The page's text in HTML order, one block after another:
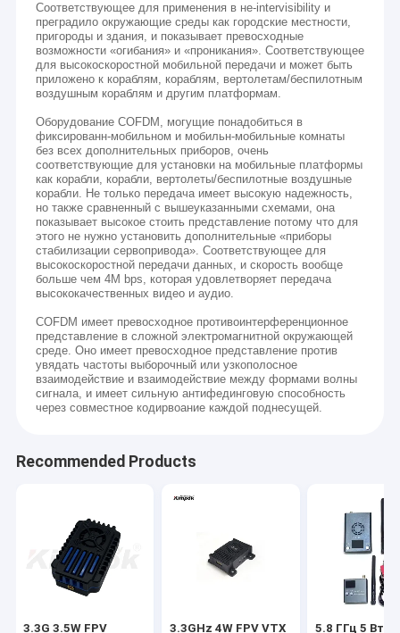
Соответствующее для применения в не-intervisibility и
преградило окружающие среды как городские местности,
пригороды и здания, и показывает превосходные
возможности «огибания» и «проникания». Соответствующее
для высокоскоростной мобильной передачи и может быть
приложено к кораблям, кораблям, вертолетам/беспилотным
воздушным кораблям и другим платформам.
Оборудование COFDM, могущие понадобиться в
фиксированн-мобильном и мобильн-мобильные комнаты
без всех дополнительных приборов, очень
соответствующие для установки на мобильные платформы
как корабли, корабли, вертолеты/беспилотные воздушные
корабли. Не только передача имеет высокую надежность,
но также сравненный с вышеуказанными схемами, она
показывает высокое стоить представление потому что для
этого не нужно установить дополнительные «приборы
стабилизации сервопривода». Соответствующее для
высокоскоростной передачи данных, и скорость вообще
больше чем 4M bps, которая удовлетворяет передача
высококачественных видео и аудио.
COFDM имеет превосходное противоинтерференционное
представление в сложной электромагнитной окружающей
среде. Оно имеет превосходное представление против
увядать частоты выборочный или узкополосное
взаимодействие и взаимодействие между формами волны
сигнала, и имеет сильную антифединговую способность
через совместное кодирвоание каждой поднесущей.
Recommended Products
3.3G 3.5W FPV 3.3GHz 4W FPV VTX 5.8 ГГц 5 Вт